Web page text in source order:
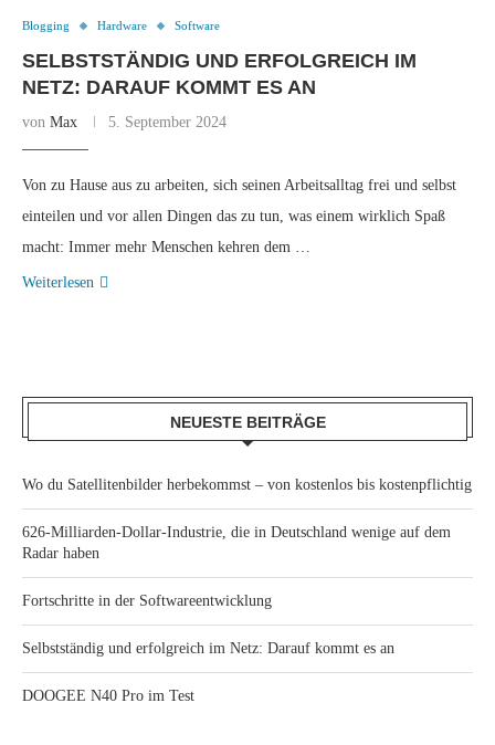
Blogging Hardware Software
SELBSTSTÄNDIG UND ERFOLGREICH IM
NETZ: DARAUF KOMMT ES AN
von Max 5. September 2024
Von zu Hause aus zu arbeiten, sich seinen Arbeitsalltag frei und selbst
einteilen und vor allen Dingen das zu tun, was einem wirklich Spaß
macht: Immer mehr Menschen kehren dem …
Weiterlesen
NEUESTE BEITRÄGE
Wo du Satellitenbilder herbekommst – von kostenlos bis kostenpflichtig
626-Milliarden-Dollar-Industrie, die in Deutschland wenige auf dem
Radar haben
Fortschritte in der Softwareentwicklung
Selbstständig und erfolgreich im Netz: Darauf kommt es an
DOOGEE N40 Pro im Test